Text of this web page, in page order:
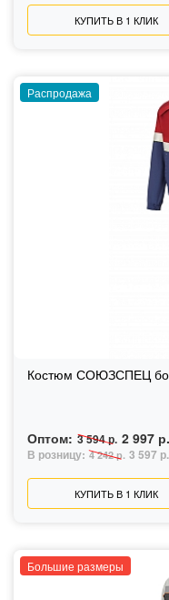
КУПИТЬ В 1 КЛИК
Распродажа
Костюм СОЮЗСПЕЦ
Оптом: 3 594 р. 2 997 р.
В розницу: 4 242 р. 3 597 р.
КУПИТЬ В 1 КЛИК
Большие размеры